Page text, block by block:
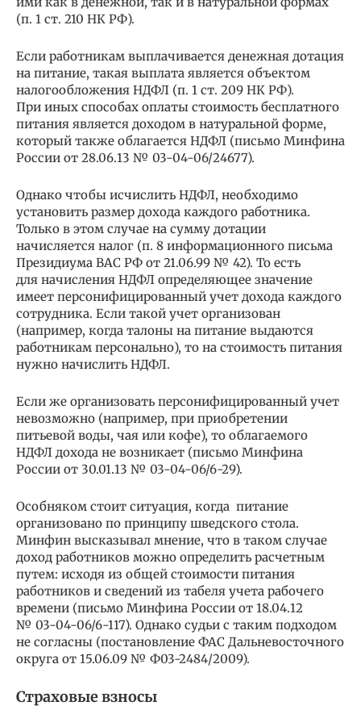
(п. 1 ст. 210 НК РФ).
Если работникам выплачивается денежная дотация
на питание, такая выплата является объектом
налогообложения НДФЛ (п. 1 ст. 209 НК РФ).
При иных способах оплаты стоимость бесплатного
питания является доходом в натуральной форме,
который также облагается НДФЛ (письмо Минфина
России от 28.06.13 № 03-04-06/24677).
Однако чтобы исчислить НДФЛ, необходимо
установить размер дохода каждого работника.
Только в этом случае на сумму дотации
начисляется налог (п. 8 информационного письма
Президиума ВАС РФ от 21.06.99 № 42). То есть
для начисления НДФЛ определяющее значение
имеет персонифицированный учет дохода каждого
сотрудника. Если такой учет организован
(например, когда талоны на питание выдаются
работникам персонально), то на стоимость питания
нужно начислить НДФЛ.
Если же организовать персонифицированный учет
невозможно (например, при приобретении
питьевой воды, чая или кофе), то облагаемого
НДФЛ дохода не возникает (письмо Минфина
России от 30.01.13 № 03-04-06/6-29).
Особняком стоит ситуация, когда питание
организовано по принципу шведского стола.
Минфин высказывал мнение, что в таком случае
доход работников можно определить расчетным
путем: исходя из общей стоимости питания
работников и сведений из табеля учета рабочего
времени (письмо Минфина России от 18.04.12
№ 03-04-06/6-117). Однако судьи с таким подходом
не согласны (постановление ФАС Дальневосточного
округа от 15.06.09 № Ф03-2484/2009).
Страховые взносы